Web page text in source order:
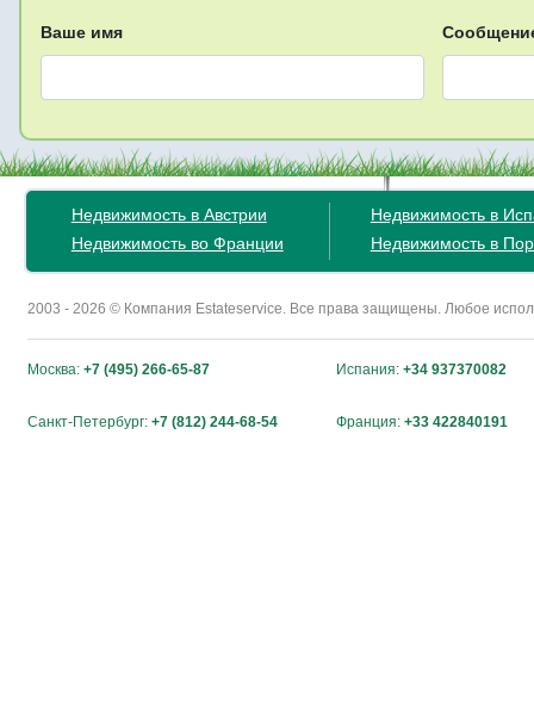
Ваше имя
Недвижимость в Австрии
Недвижимость во Франции
Недвижимость в
Недвижимость в
2003 - 2026 © Компания Estateservice. Все права защищены. Любое
Москва: +7 (495) 266-65-87 Испания: +34 937370082
Санкт-Петербург: +7 (812) 244-68-54 Франция: +33 422840191